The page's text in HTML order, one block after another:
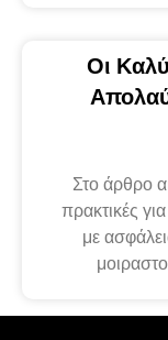
Οι
Στο άρθρο
πρακτικές
με